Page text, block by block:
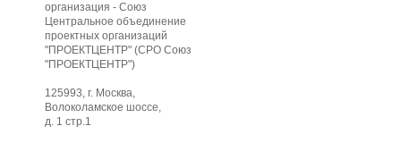
организация - Союз
Центральное объединение
проектных организаций
"ПРОЕКТЦЕНТР" (СРО Союз
"ПРОЕКТЦЕНТР")
125993, г. Москва,
Волоколамское шоссе,
д. 1 стр.1